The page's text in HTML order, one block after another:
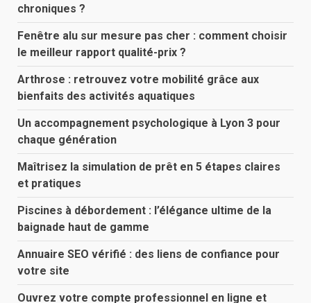
chroniques ?
Fenêtre alu sur mesure pas cher : comment choisir
le meilleur rapport qualité-prix ?
Arthrose : retrouvez votre mobilité grâce aux
bienfaits des activités aquatiques
Un accompagnement psychologique à Lyon 3 pour
chaque génération
Maîtrisez la simulation de prêt en 5 étapes claires
et pratiques
Piscines à débordement : l’élégance ultime de la
baignade haut de gamme
Annuaire SEO vérifié : des liens de confiance pour
votre site
Ouvrez votre compte professionnel en ligne et